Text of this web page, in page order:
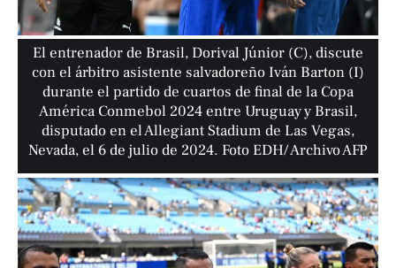
El entrenador de Brasil, Dorival Júnior (C), discute
con el árbitro asistente salvadoreño Iván Barton (I)
durante el partido de cuartos de final de la Copa
América Conmebol 2024 entre Uruguay y Brasil,
disputado en el Allegiant Stadium de Las Vegas,
Nevada, el 6 de julio de 2024. Foto EDH/ Archivo AFP